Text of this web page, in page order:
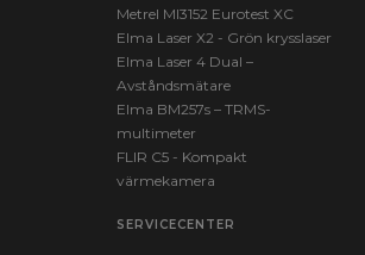
Metrel MI3152 Eurotest XC
Elma Laser X2 - Grön krysslaser
Elma Laser 4 Dual –
Avståndsmätare
Elma BM257s – TRMS-
multimeter
FLIR C5 - Kompakt
värmekamera
SERVICECENTER